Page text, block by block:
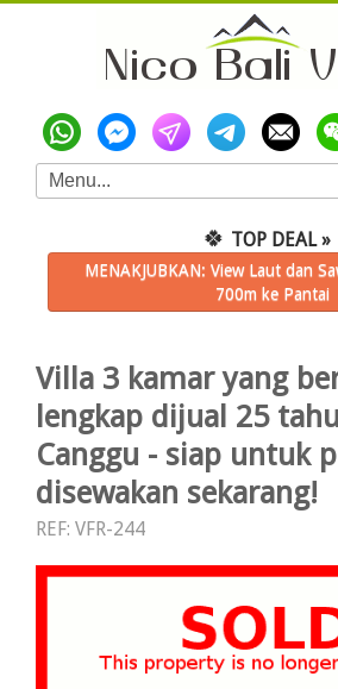
🍀 TOP DEAL »
MENAKJUBKAN: View Laut dan
700m ke Pantai
Villa 3 kamar yang
lengkap dijual 25
Canggu - siap untuk
disewakan sekarang!
REF: VFR-244